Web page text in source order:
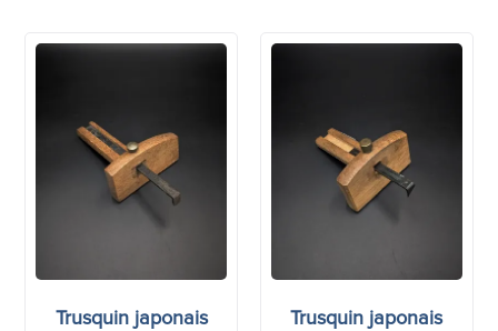
Trusquin japonais
Trusquin japonais